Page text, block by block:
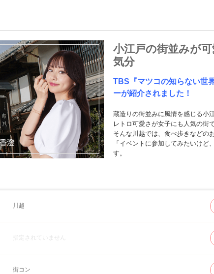
小江戸の街並みが
気分
TBS『マツコの知らない世
ーが紹介されました！
蔵造りの街並みに風情を感じる小
レトロ可愛さが女子にも人気の街
そんな川越では、食べ歩きなどの
「イベントに参加してみたいけ
す。
川越
指定されていません
街コン